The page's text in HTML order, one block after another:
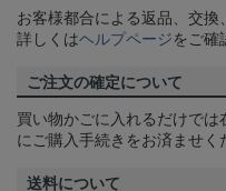
お客様都合による返品、交換
詳しくはヘルプページをご確
ご注文の確定について
買い物かごに入れるだけで
にご購入手続きをお済ませく
送料について